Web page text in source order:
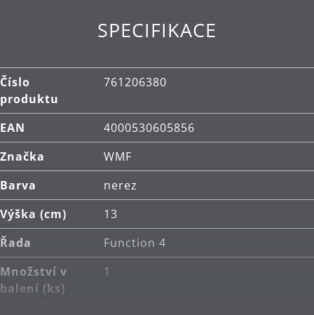
včetně indukčních.
Cromargan®.
Čištění: lze mýt v myčce.
SPECIFIKACE
Číslo
produktu
761206380
EAN
4000530605856
Značka
WMF
Barva
nerez
Výška (cm)
13
Řada
Function 4
Množství v
balení (ks)
1